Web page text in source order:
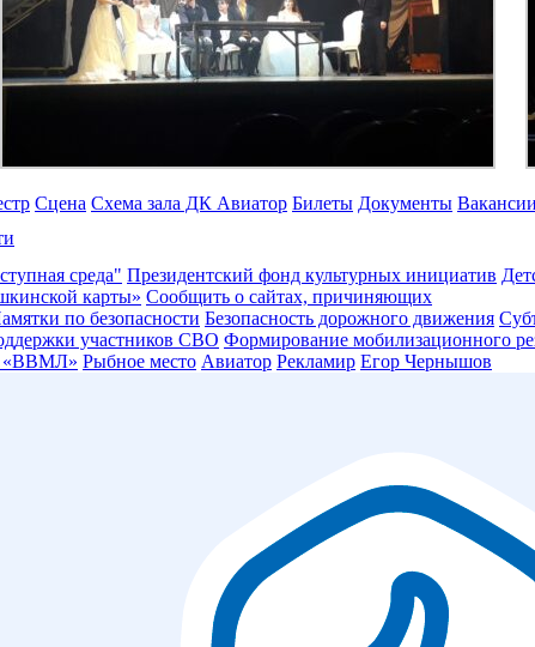
Сцена Схема зала ДК Авиатор Билеты Документы Вакансии
среда" Президентский фонд культурных инициатив
карты» Сообщить о сайтах, причиняющих
по безопасности Безопасность дорожного движения
участников СВО Формирование мобилизационного
Рыбное место Авиатор Рекламир Егор Чернышов